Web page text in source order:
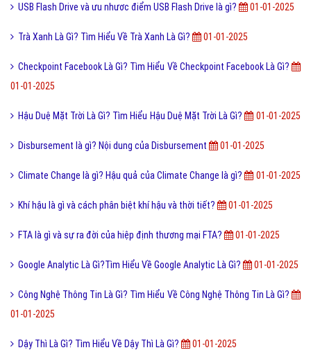
USB Flash Drive và ưu nhươc điểm USB Flash Drive là gì? 01-01-2025
Trà Xanh Là Gì? Tìm Hiểu Về Trà Xanh Là Gì? 01-01-2025
Checkpoint Facebook Là Gì? Tìm Hiểu Về Checkpoint Facebook Là Gì?
01-01-2025
Hậu Duệ Mặt Trời Là Gì? Tìm Hiểu Hậu Duệ Mặt Trời Là Gì? 01-01-2025
Disbursement là gì? Nội dung của Disbursement 01-01-2025
Climate Change là gì? Hậu quả của Climate Change là gì? 01-01-2025
Khí hậu là gì và cách phân biệt khí hậu và thời tiết? 01-01-2025
FTA là gì và sự ra đời của hiệp định thương mại FTA? 01-01-2025
Google Analytic Là Gì?Tìm Hiểu Về Google Analytic Là Gì? 01-01-2025
Công Nghệ Thông Tin Là Gì? Tìm Hiểu Về Công Nghệ Thông Tin Là Gì?
01-01-2025
Dậy Thì Là Gì? Tìm Hiểu Về Dậy Thì Là Gì? 01-01-2025